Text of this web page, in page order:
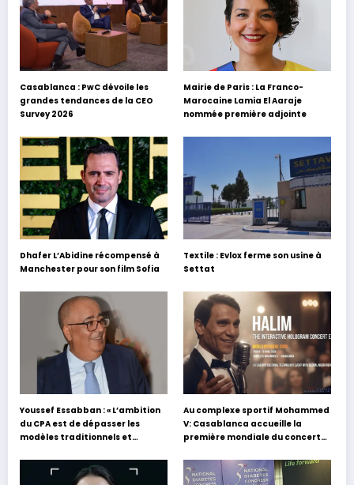
Casablanca : PwC dévoile les
grandes tendances de la CEO
Survey 2026
Mairie de Paris : La Franco-
Marocaine Lamia El Aaraje
nommée première adjointe
Dhafer L’Abidine récompensé à
Manchester pour son film Sofia
Textile : Evlox ferme son usine à
Settat
Youssef Essabban : « L’ambition
du CPA est de dépasser les
modèles traditionnels et
s’appuyant sur le partage des
expériences »
Au complexe sportif Mohammed
V: Casablanca accueille la
première mondiale du concert
Hafez